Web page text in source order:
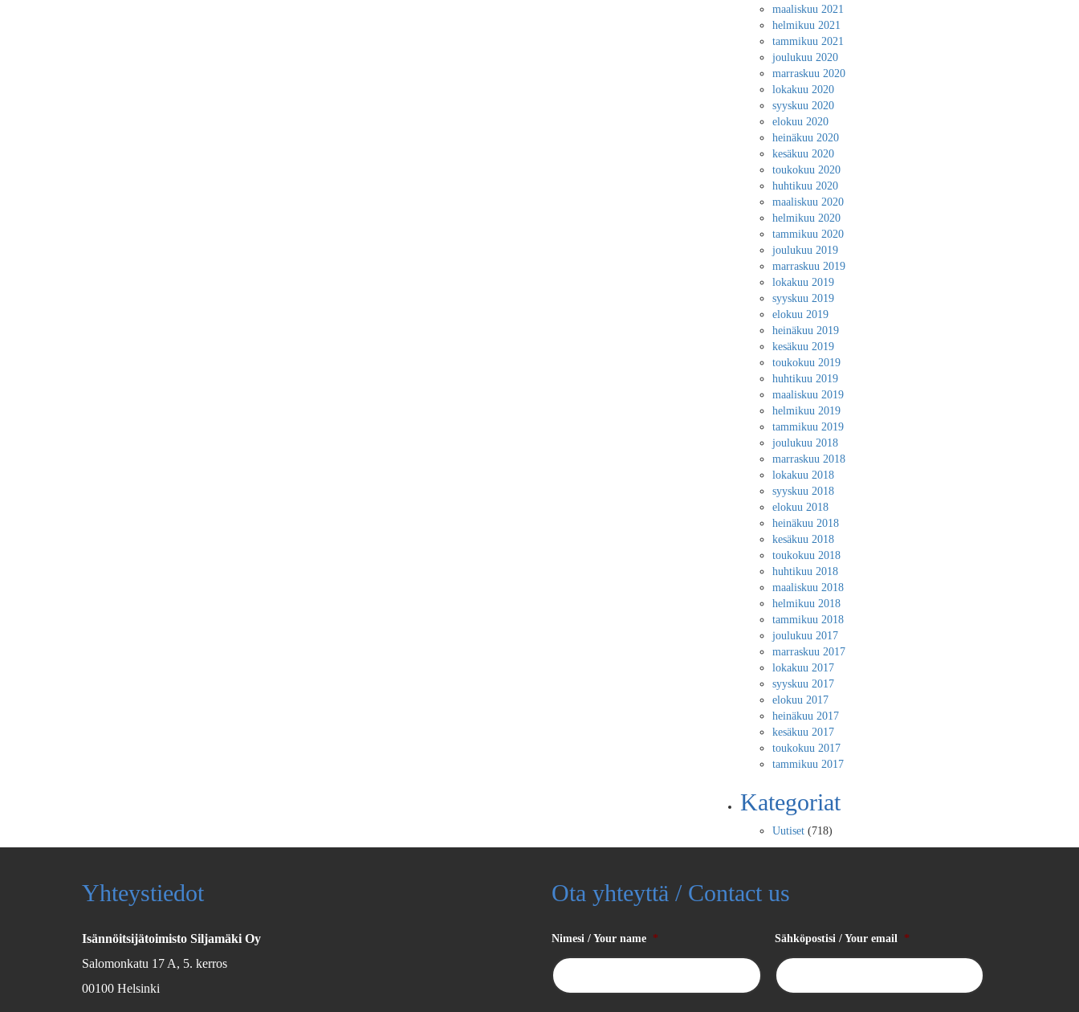
maaliskuu 2021
helmikuu 2021
tammikuu 2021
joulukuu 2020
marraskuu 2020
lokakuu 2020
syyskuu 2020
elokuu 2020
heinäkuu 2020
kesäkuu 2020
toukokuu 2020
huhtikuu 2020
maaliskuu 2020
helmikuu 2020
tammikuu 2020
joulukuu 2019
marraskuu 2019
lokakuu 2019
syyskuu 2019
elokuu 2019
heinäkuu 2019
kesäkuu 2019
toukokuu 2019
huhtikuu 2019
maaliskuu 2019
helmikuu 2019
tammikuu 2019
joulukuu 2018
marraskuu 2018
lokakuu 2018
syyskuu 2018
elokuu 2018
heinäkuu 2018
kesäkuu 2018
toukokuu 2018
huhtikuu 2018
maaliskuu 2018
helmikuu 2018
tammikuu 2018
joulukuu 2017
marraskuu 2017
lokakuu 2017
syyskuu 2017
elokuu 2017
heinäkuu 2017
kesäkuu 2017
toukokuu 2017
tammikuu 2017
Kategoriat
Uutiset (718)
Yhteystiedot
Isännöitsijätoimisto Siljamäki Oy
Salomonkatu 17 A, 5. kerros
00100 Helsinki
Ota yhteyttä / Contact us
Nimesi / Your name * Sähköpostisi / Your email *